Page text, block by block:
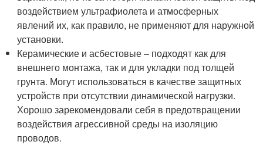
воздействием ультрафиолета и атмосферных
явлений их, как правило, не применяют для наружной
установки.
Керамические и асбестовые – подходят как для
внешнего монтажа, так и для укладки под толщей
грунта. Могут использоваться в качестве защитных
устройств при отсутствии динамической нагрузки.
Хорошо зарекомендовали себя в предотвращении
воздействия агрессивной среды на изоляцию
проводов.